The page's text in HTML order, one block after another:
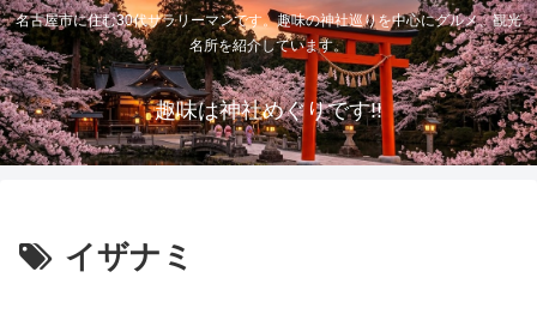
名古屋市に住む30代サラリーマンです。趣味の神社巡りを中心にグルメ、観光
名所を紹介しています。
趣味は神社めぐりです!!
イザナミ